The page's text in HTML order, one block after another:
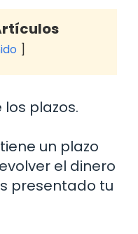
plazos.
un plazo
el dinero
presentado tu